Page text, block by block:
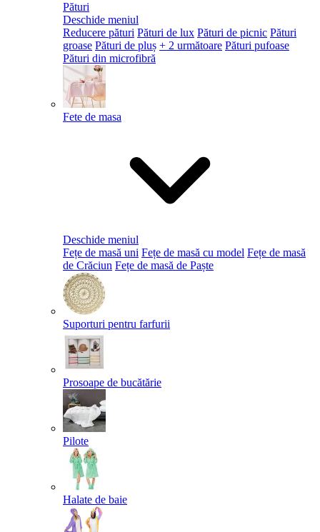
Pături
Deschide meniul
Reducere pături Pături de lux Pături de picnic Pături
groase Pături de pluș + 2 următoare Pături pufoase
Pături din microfibră
Fete de masa
Deschide meniul
Fețe de masă uni Fețe de masă cu model Fețe de masă
de Crăciun Fețe de masă de Paște​
Suporturi pentru farfurii
Prosoape de bucătărie
Pilote
Halate de baie